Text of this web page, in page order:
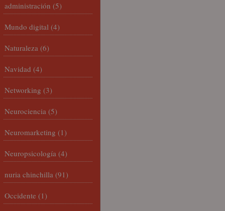
administración (5)
Mundo digital (4)
Naturaleza (6)
Navidad (4)
Networking (3)
Neurociencia (5)
Neuromarketing (1)
Neuropsicología (4)
nuria chinchilla (91)
Occidente (1)